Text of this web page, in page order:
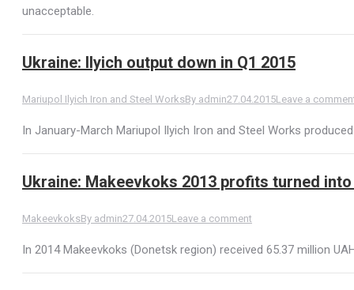
unacceptable.
Ukraine: Ilyich output down in Q1 2015
Mariupol Ilyich Iron and Steel WorksBy admin27.04.2015Leave a
In January-March Mariupol Ilyich Iron and Steel Works
Ukraine: Makeevkoks 2013 profits turned
MakeevkoksBy admin27.04.2015Leave a comment
In 2014 Makeevkoks (Donetsk region) received 65.37 million